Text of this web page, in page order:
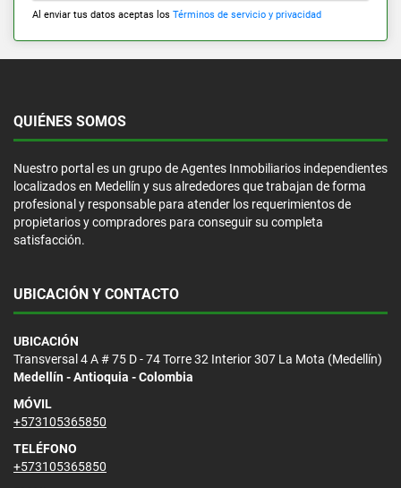
Al enviar tus datos aceptas los Términos de servicio y privacidad
QUIÉNES SOMOS
Nuestro portal es un grupo de Agentes Inmobiliarios independientes
localizados en Medellín y sus alrededores que trabajan de forma
profesional y responsable para atender los requerimientos de
propietarios y compradores para conseguir su completa
satisfacción.
UBICACIÓN Y CONTACTO
UBICACIÓN
Transversal 4 A # 75 D - 74 Torre 32 Interior 307 La Mota (Medellín)
Medellín - Antioquia - Colombia
MÓVIL
+573105365850
TELÉFONO
+573105365850